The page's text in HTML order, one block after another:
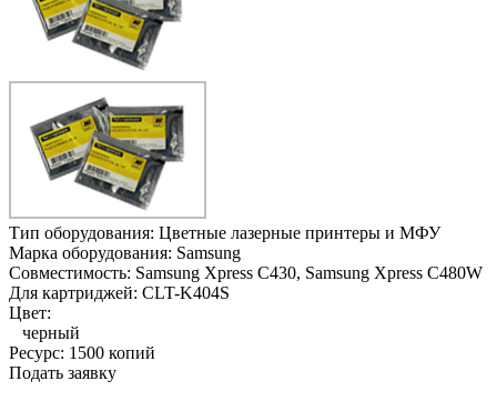
Тип оборудования: Цветные лазерные принтеры и МФУ
Марка оборудования: Samsung
Совместимость: Samsung Xpress C430, Samsung Xpress C480W
Для картриджей: CLT-K404S
Цвет:
черный
Ресурс: 1500 копий
Подать заявку